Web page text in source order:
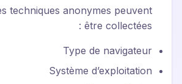
techniques anonymes peuvent
être collectées :
Type de navigateur
Système d’exploitation